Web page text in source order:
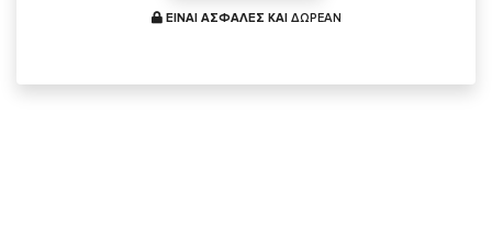
ΕΙΝΑΙ ΑΣΦΑΛΕΣ ΚΑΙ ΔΩΡΕΑΝ